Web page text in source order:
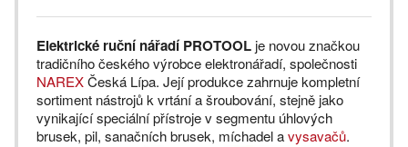
Elektrické ruční nářadí PROTOOL je novou značkou
tradičního českého výrobce elektronářadí, společnosti
NAREXČeská Lípa. Její produkce zahrnuje kompletní
sortiment nástrojů k vrtání a šroubování, stejně jako
vynikající speciální přístroje v segmentu úhlových
brusek, pil, sanačních brusek, míchadel avysavačů.